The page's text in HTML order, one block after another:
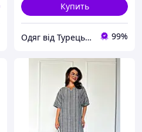
Купить
Одяг від Турецьких виробників. Магазин Radda 99%